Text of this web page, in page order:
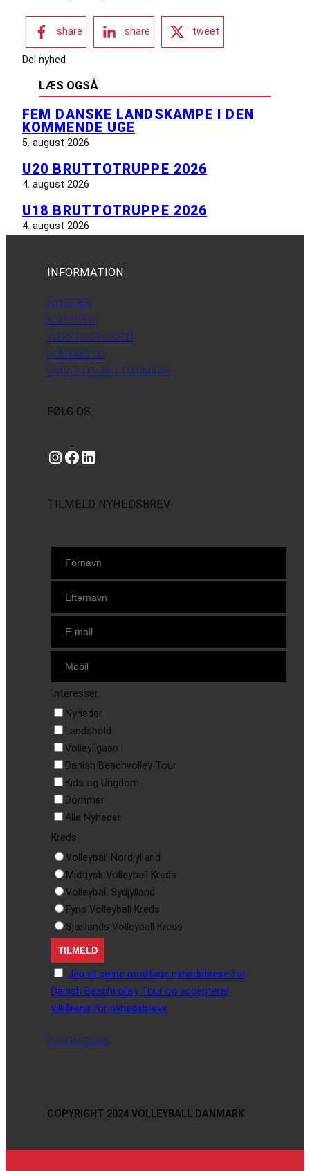
share share tweet
Del nyhed
LÆS OGSÅ
FEM DANSKE LANDSKAMPE I DEN
KOMMENDE UGE
5. august 2026
U20 BRUTTOTRUPPE 2026
4. august 2026
U18 BRUTTOTRUPPE 2026
4. august 2026
INFORMATION
NYHEDER
KALENDER
VÆRKTØJSKASSEN
KONTAKT OS
OM VOLLEYBALL DANMARK
FØLG OS
Instagram https://www.facebook.com/danishbeachvolleytour LinkedIn
TILMELD NYHEDSBREV
Interesser:
Nyheder
Landshold
Volleyligaen
Danish Beachvolley Tour
Kids og Ungdom
Dommer
Alle Nyheder
Kreds:
Volleyball Nordjylland
Midtjysk Volleyball Kreds
Volleyball Sydjylland
Fyns Volleyball Kreds
Sjællands Volleyball Kreds
Jeg vil gerne modtage nyhedsbreve fra
Danish Beachvolley Tour og accepterer
vilkårene for nyhedsbreve
Privatlivspolitik
COPYRIGHT 2024 VOLLEYBALL DANMARK